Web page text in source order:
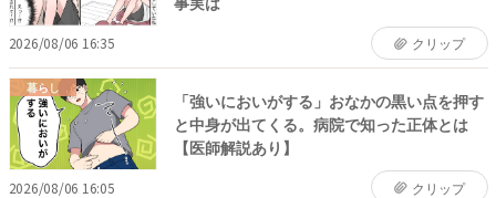
2026/08/06 16:35 クリップ
暮らし
「強いにおいがする」おなかの黒い点を押す
と中身が出てくる。病院で知った正体とは
【医師解説あり】
2026/08/06 16:05 クリップ